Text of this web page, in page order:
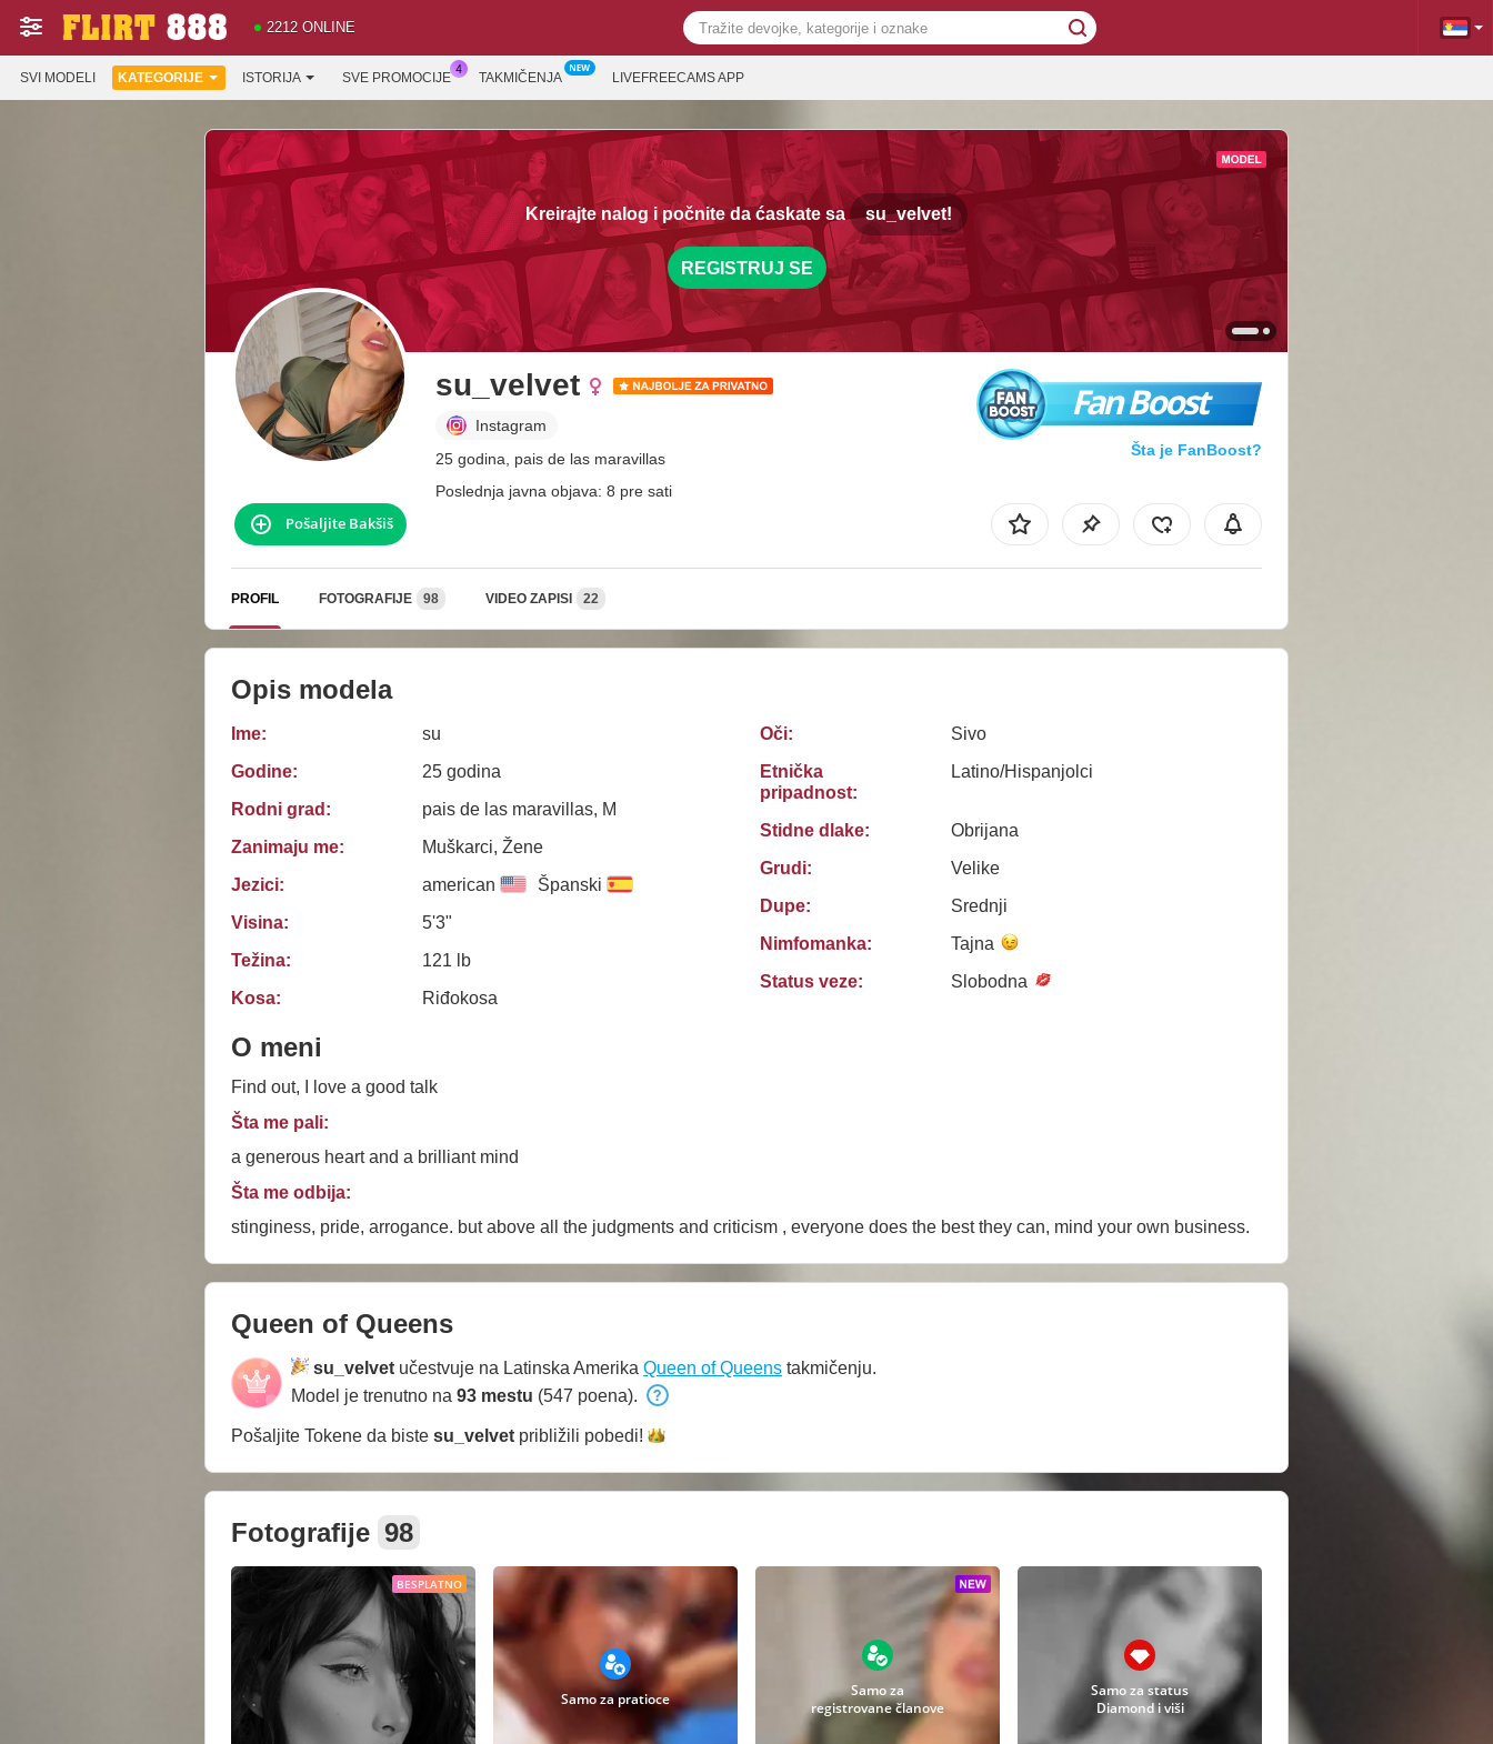
2212 ONLINE
SVI MODELI KATEGORIJE ISTORIJA SVE PROMOCIJE TAKMIČENJA LIVEFREECAMS APP
Kreirajte nalog i počnite da ćaskate sa su_velvet!
REGISTRUJ SE
su_velvet
Instagram
25 godina, pais de las maravillas
Poslednja javna objava: 8 pre sati
Fan Boost
Šta je FanBoost?
Pošaljite Bakšiš
PROFIL FOTOGRAFIJE 98 VIDEO ZAPISI 22
Opis modela
Ime:
su
Godine:
25 godina
Rodni grad:
pais de las maravillas, M
Zanimaju me:
Muškarci, Žene
Jezici:
american Španski
Visina:
5'3"
Težina:
121 lb
Kosa:
Riđokosa
Oči:
Sivo
Etnička
pripadnost:
Latino/Hispanjolci
Stidne dlake:
Obrijana
Grudi:
Velike
Dupe:
Srednji
Nimfomanka:
Tajna
Status veze:
Slobodna
O meni
Find out, I love a good talk
Šta me pali:
a generous heart and a brilliant mind
Šta me odbija:
stinginess, pride, arrogance. but above all the judgments and criticism , everyone does the best they can, mind your own business.
Queen of Queens
su_velvet učestvuje na Latinska Amerika Queen of Queens takmičenju.
Model je trenutno na 93 mestu (547 poena).
Pošaljite Tokene da biste su_velvet približili pobedi!
Fotografije 98
BESPLATNO
Samo za pratioce
Samo za
registrovane članove
Samo za status
Diamond i viši